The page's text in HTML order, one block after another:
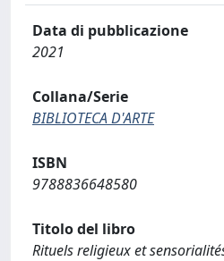
Data di pubblicazione
2021
Collana/Serie
BIBLIOTECA D'ARTE
ISBN
9788836648580
Titolo del libro
Rituels religieux et